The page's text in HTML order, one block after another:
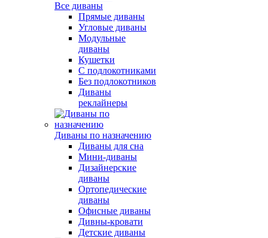
Все диваны
Прямые диваны
Угловые диваны
Модульные
диваны
Кушетки
С подлокотниками
Без подлокотников
Диваны
реклайнеры
Диваны по назначению
Диваны для сна
Мини-диваны
Дизайнерские
диваны
Ортопедические
диваны
Офисные диваны
Дивны-кровати
Детские диваны